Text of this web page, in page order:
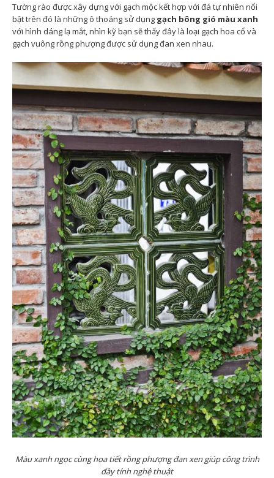
Tường rào được xây dựng với gạch mộc kết hợp với đá tự nhiên nổi
bật trên đó là những ô thoáng sử dụng gạch bông gió màu xanh
với hình dáng lạ mắt, nhìn kỹ bạn sẽ thấy đây là loại gạch hoa cổ và
gạch vuông rồng phượng được sử dụng đan xen nhau.
Màu xanh ngọc cùng họa tiết rồng phượng đan xen giúp công trình
đầy tính nghệ thuật